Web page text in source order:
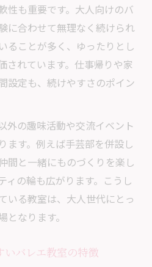
の両立が生む充実した
が広がる大人の生活提案
目の習い事事情
バレエ教室事情と手芸の
船橋バレエ教室の特徴を
バレエ教室の習い事事情
バレエ教室で広がる趣味
千歳船橋・笹塚にも注目
性も重要です。大人向けのバ
に合わせて無理なく続けられ
ることが多く、ゆったりとし
されています。仕事帰りや家
設定も、続けやすさのポイン
外の趣味活動や交流イベント
ます。例えば手芸部を併設し
間と一緒にものづくりを楽し
ィの輪も広がります。こうし
いる教室は、大人世代にとっ
なります。
いバレエ教室の特徴